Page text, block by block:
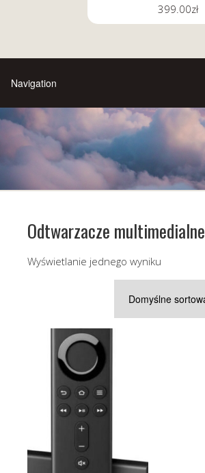
399.00zł
Odtwarzacze multimedialne
Wyświetlanie jednego wyniku